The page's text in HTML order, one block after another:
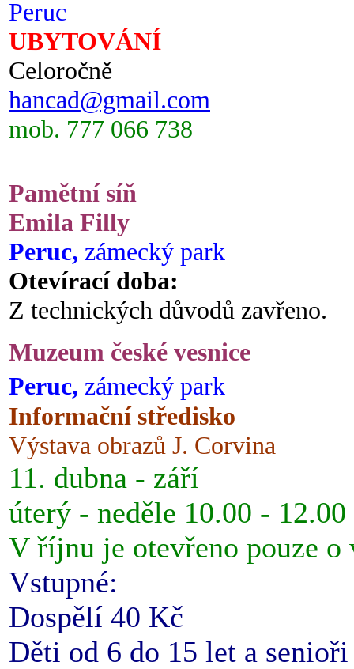
Peruc
UBYTOVÁNÍ
Celoročně
hancad@gmail.com
mob. 777 066 738
Pamětní síň
Emila Filly
Peruc, zámecký park
Otevírací doba:
Z technických důvodů zavřeno.
Muzeum české vesnice
Peruc, zámecký park
Informační středisko
Výstava obrazů J. Corvina
11. dubna - září
úterý - neděle 10.00 -
V říjnu je otevřeno pouze o
Vstupné:
Dospělí 40 Kč
Děti od 6 do 15 let a